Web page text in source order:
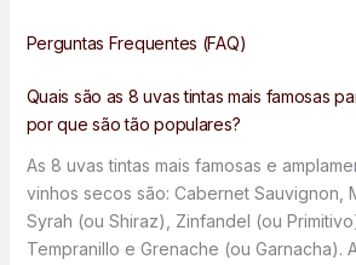
Perguntas Frequentes (FAQ)
Quais são as 8 uvas tintas mais famosas
por que são tão populares?
As 8 uvas tintas mais famosas e
vinhos secos são: Cabernet Sauvignon,
Syrah (ou Shiraz), Zinfandel (ou
Tempranillo e Grenache (ou Garnacha).